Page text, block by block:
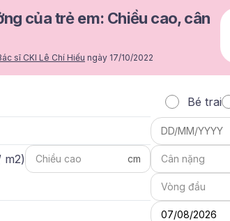
của trẻ em: Chiều cao, cân
sĩ CKI Lê Chí Hiếu ngày 17/10/2022
Bé trai
DD/MM/YYYY
m2) cm
07/08/2026